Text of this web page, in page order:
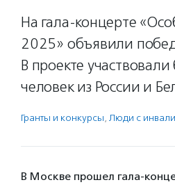
На гала-концерте
2025» объявили
В проекте
человек из России и
Гранты и конкурсы, Люди с
В Москве прошел гала-